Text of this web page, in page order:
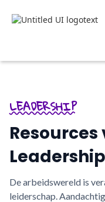
LEADERSHIP
Resources
Leadership
De arbeidswereld is
leiderschap.